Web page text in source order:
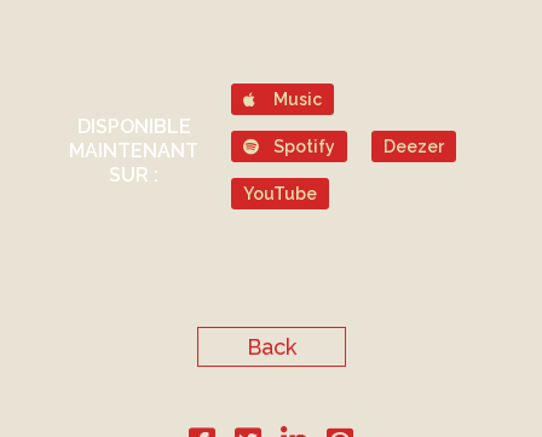
DISPONIBLE
MAINTENANT
SUR :
Music
Spotify Deezer
YouTube
Back